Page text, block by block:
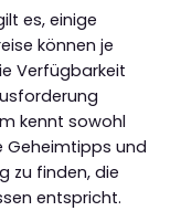
es, einige
können je
Verfügbarkeit
kennt sowohl
Geheimtipps und
zu finden, die
entspricht.